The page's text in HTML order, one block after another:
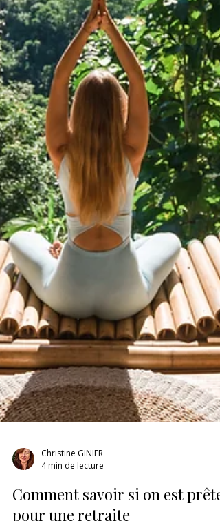
Christine GINIER
4 min de lecture